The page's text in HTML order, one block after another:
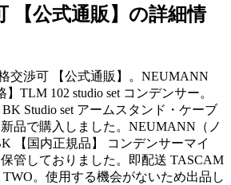
【公式通販】の詳細情
交渉可 【公式通販】。NEUMANN
】TLM 102 studio set コンデンサー。
Studio set アームスタンド・ケーブ
品で購入しました。NEUMANN（ノ
【国内正規品】 コンデンサーマイ
管しておりました。即配送 TASCAM
。使用する機会がないため出品し